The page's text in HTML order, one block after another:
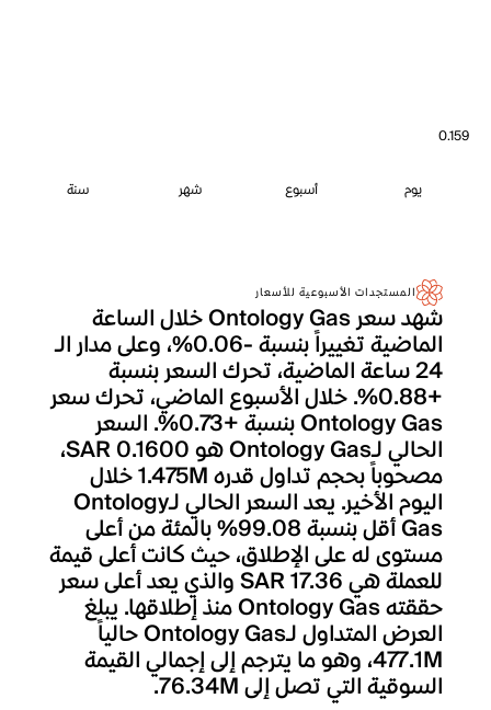
0.159
يوم أسبوع شهر سنة
المستجدات الأسبوعية للأسعار
شهد سعر Ontology Gas خلال الساعة
الماضية تغييراً بنسبة -0.06%، وعلى مدار الـ
24 ساعة الماضية، تحرك السعر بنسبة
+0.88%. خلال الأسبوع الماضي، تحرك سعر
Ontology Gas بنسبة +0.73%. السعر
الحالي لـOntology Gas هو SAR 0.1600،
مصحوباً بحجم تداول قدره 1.475M خلال
اليوم الأخير. يعد السعر الحالي لـOntology
Gas أقل بنسبة 99.08% بالمئة من أعلى
مستوى له على الإطلاق، حيث كانت أعلى قيمة
للعملة هي SAR 17.36 والذي يعد أعلى سعر
حققته Ontology Gas منذ إطلاقها. يبلغ
العرض المتداول لـOntology Gas حالياً
477.1M، وهو ما يترجم إلى إجمالي القيمة
السوقية التي تصل إلى 76.34M.